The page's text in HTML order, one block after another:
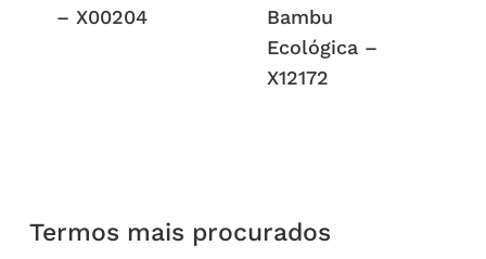
– X00204
Bambu
Ecológica –
X12172
Termos mais procurados